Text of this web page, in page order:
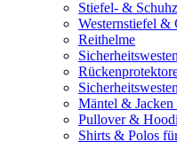
Stiefel- &
Westernstiefel &
Reithelme
Mäntel &
Pullover &
Shirts & Polos